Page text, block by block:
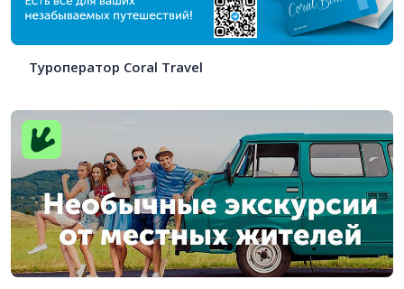
Туроператор Coral Travel